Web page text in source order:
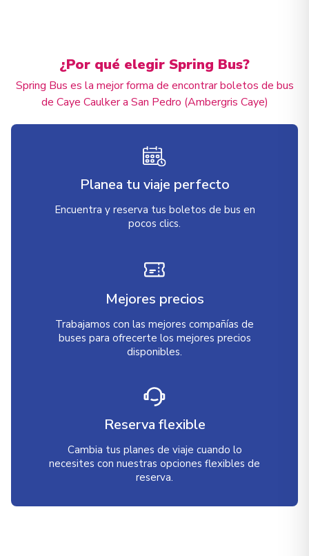
¿Por qué elegir Spring Bus?
Spring Bus es la mejor forma de encontrar boletos de bus
de Caye Caulker a San Pedro (Ambergris Caye)
Planea tu viaje perfecto
Encuentra y reserva tus boletos de bus en
pocos clics.
Mejores precios
Trabajamos con las mejores compañías de
buses para ofrecerte los mejores precios
disponibles.
Reserva flexible
Cambia tus planes de viaje cuando lo
necesites con nuestras opciones flexibles de
reserva.